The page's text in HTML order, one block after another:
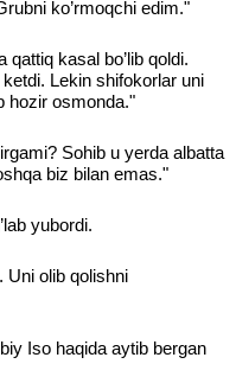
ko’rmoqchi edim."
qattiq kasal bo’lib qoldi.
Lekin shifokorlar uni
hozir osmonda."
Sohib u yerda albatta
biz bilan emas."
yubordi.
Uni olib qolishni
Iso haqida aytib bergan